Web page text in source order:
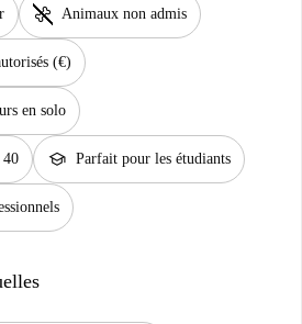
pet_supplies Animaux non admis
(€)
en solo
40 school Parfait pour les étudiants